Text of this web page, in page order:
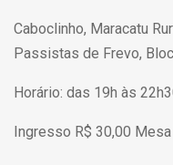
Caboclinho, Maracatu
Passistas de Frevo,
Horário: das 19h às
Ingresso R$ 30,00